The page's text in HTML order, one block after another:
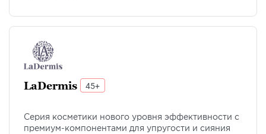
LaDermis 45+
Серия косметики нового уровня эффективности с
премиум-компонентами для упругости и сияния